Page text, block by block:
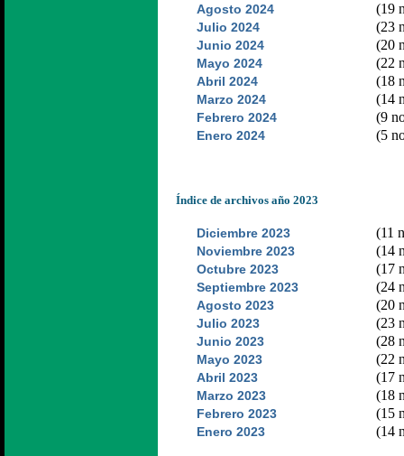
Agosto 2024 (19
Julio 2024 (23
Junio 2024 (20
Mayo 2024 (22
Abril 2024 (18
Marzo 2024 (14
Febrero 2024 (9
Enero 2024 (5
Índice de archivos año 2023
Diciembre 2023 (11
Noviembre 2023 (14
Octubre 2023 (17
Septiembre 2023 (24
Agosto 2023 (20
Julio 2023 (23
Junio 2023 (28
Mayo 2023 (22
Abril 2023 (17
Marzo 2023 (18
Febrero 2023 (15
Enero 2023 (14